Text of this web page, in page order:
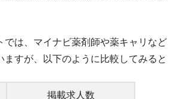
では、マイナビ薬剤師や薬キャリなど
ますが、以下のように比較してみると
掲載求人数